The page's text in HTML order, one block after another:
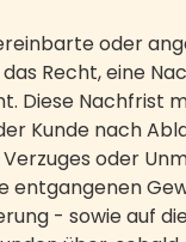
oder
Recht, eine
Diese Nachfrist
Kunde nach
oder
- sowie auf